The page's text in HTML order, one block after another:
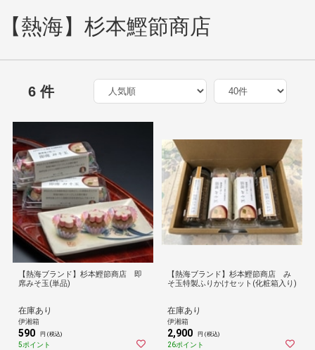
【熱海】杉本鰹節商店
6 件
【熱海ブランド】杉本鰹節商店 即
席みそ玉(単品)
在庫あり
伊湘箱
590 円 (税込)
5ポイント
【熱海ブランド】杉本鰹節商店 み
そ玉特製ふりかけセット(化粧箱入り)
在庫あり
伊湘箱
2,900 円 (税込)
26ポイント